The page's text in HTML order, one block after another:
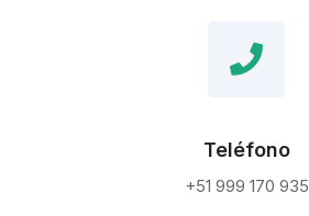
Teléfono
+51 999 170 935